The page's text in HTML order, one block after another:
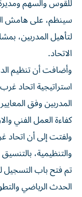
سينظم، على هامش
لتأهيل المدربين،
الاتحاد.
وأضافت أن تنظيم
استراتيجية اتحاد
المدربين وفق
كفاءة العمل الفني
ولفتت إلى أن اتحاد
والتنظيمية،
تم فتح باب التسجيل
الحدث الرياضي